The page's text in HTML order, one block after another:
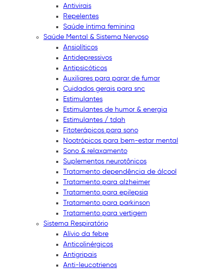
Antivirais
Repelentes
Saúde íntima feminina
Saúde Mental & Sistema Nervoso
Ansiolíticos
Antidepressivos
Antipsicóticos
Auxiliares para parar de fumar
Cuidados gerais para snc
Estimulantes
Estimulantes de humor & energia
Estimulantes / tdah
Fitoterápicos para sono
Nootrópicos para bem-estar mental
Sono & relaxamento
Suplementos neurotônicos
Tratamento dependência de álcool
Tratamento para alzheimer
Tratamento para epilepsia
Tratamento para parkinson
Tratamento para vertigem
Sistema Respiratório
Alívio da febre
Anticolinérgicos
Antigripais
Anti-leucotrienos